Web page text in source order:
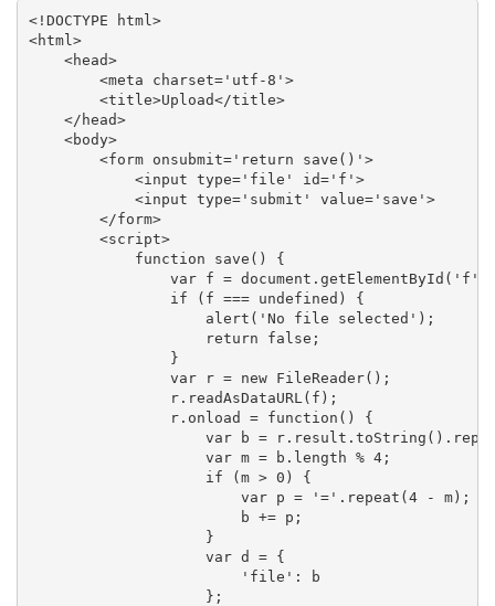
<!DOCTYPE html>
<html>
    <head>
        <meta charset='utf-8'>
        <title>Upload</title>
    </head>
    <body>
        <form onsubmit='return save()'>
            <input type='file' id='f'>
            <input type='submit' value='save'>
        </form>
        <script>
            function save() {
var f =
                if (f === undefined) {
                    alert('No file selected');
                    return false;
                }
                var r = new FileReader();
                r.readAsDataURL(f);
                r.onload = function() {
var b =
                    var m = b.length % 4;
                    if (m > 0) {
                        var p = '='.repeat(4 - m);
                        b += p;
                    }
                    var d = {
                        'file': b
                    };